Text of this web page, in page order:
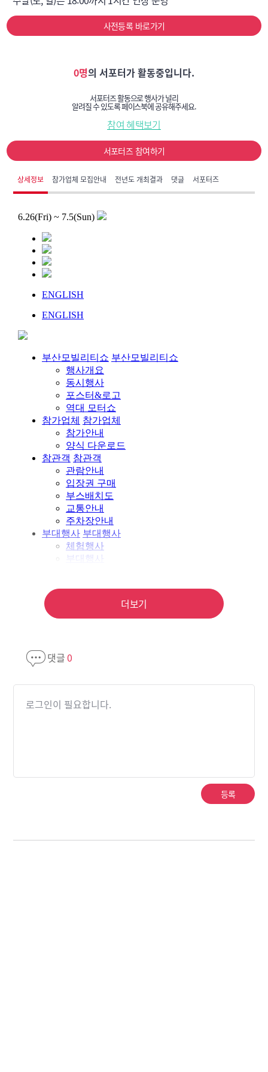
사전등록 바로가기
0명의 서포터가 활동중입니다.
서포터즈 활동으로 행사가 널리
알려질 수 있도록 페이스북에 공유해주세요.
참여 혜택보기
서포터즈 참여하기
상세정보 참가업체 모집안내 전년도 개최결과 댓글 서포터즈
더보기
댓글0
로그인이 필요합니다.
등록